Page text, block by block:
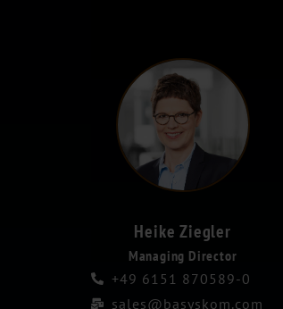
Heike Ziegler
Managing Director
+49 6151 870589-0
sales@basyskom.com